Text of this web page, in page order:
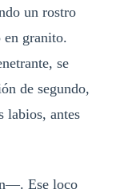
un rostro
en granito.
se
de segundo,
labios, antes
Ese loco